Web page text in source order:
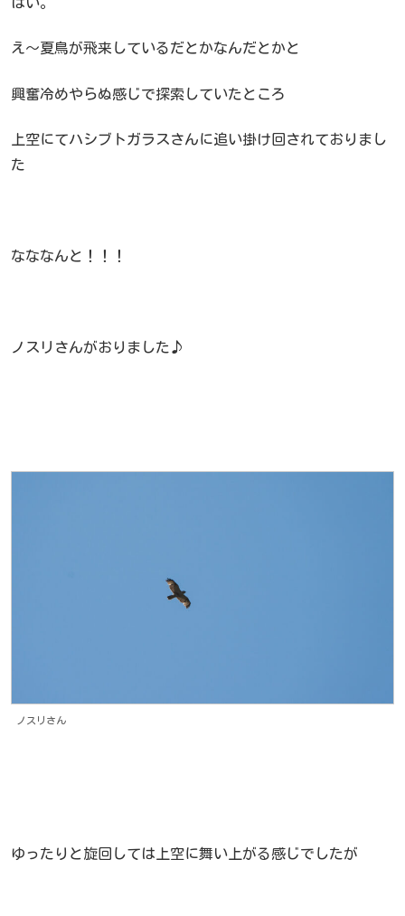
え～夏鳥が飛来しているだとかなんだとかと
興奮冷めやらぬ感じで探索していたところ
上空にてハシブトガラスさんに追い掛け回されておりまし
た
なななんと！！！
ノスリさんがおりました♪
ノスリさん
ゆったりと旋回しては上空に舞い上がる感じでしたが